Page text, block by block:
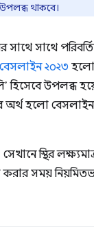
উপলব্ধ থাকবে।
সাথে
বেসলাইন ২০২৩ হলো
হিসেবে উপলব্ধ
অর্থ হলো
স্থির
করার সময়